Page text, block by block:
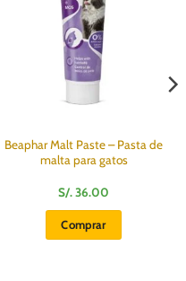
Beaphar Malt Paste – Pasta de
malta para gatos
S/.36.00
Comprar